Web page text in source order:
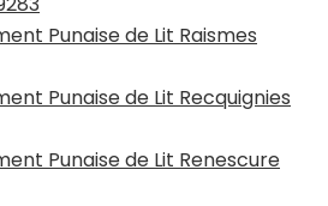
Punaise de Lit Raismes
Punaise de Lit Recquignies
Punaise de Lit Renescure